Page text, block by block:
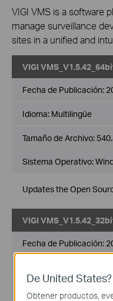
VIGI VMS is a software
manage surveillance
sites in a unified and
VIGI
Fecha de Publicación:
Idioma: Multilingüe
Tamaño de Archivo:
Sistema Operativo:
Updates the Open
VIGI
Fecha de Publicación:
Tamaño de Archivo:
De United States?
Obtener productos,